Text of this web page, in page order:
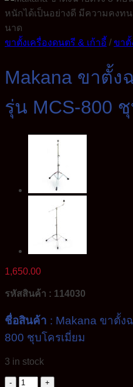
ขาตั้งเครื่องดนตรี & เก้าอี้ / ขาตั้
Makana ขาตั้ง
รุ่น MCS-800
1,650.00
รหัสสินค้า : 114030
ชื่อสินค้า : Makana ขาตั้ง
800 ชุบโครเมี่ยม
3 in stock
Makana